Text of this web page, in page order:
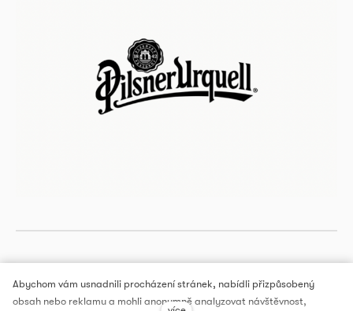
Abychom vám usnadnili procházení stránek, nabídli přizpůsobený
obsah nebo reklamu a mohli anonymně analyzovat návštěvnost,